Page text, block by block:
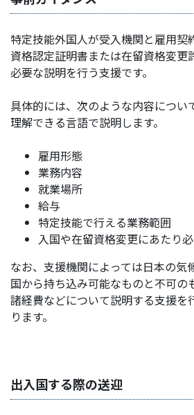
特定技能外国人が受入機関と雇用契
資格認定証明書または在留資格変更
必要な説明を行う支援です。
具体的には、次のような内容につい
理解できる言語で説明します。
雇用形態
業務内容
就業場所
給与
特定技能で行える業務範囲
入国や在留資格変更にあたり
なお、支援機関によっては日本の気
国から持ち込み可能なものと不可の
諸経費などについて説明する支援を
ります。
出入国する際の送迎